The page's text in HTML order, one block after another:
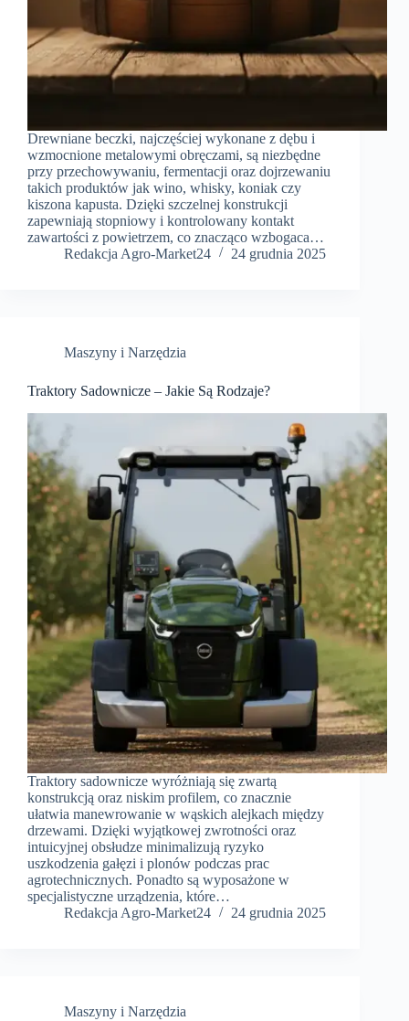
Drewniane beczki, najczęściej wykonane z dębu i
wzmocnione metalowymi obręczami, są niezbędne
przy przechowywaniu, fermentacji oraz dojrzewaniu
takich produktów jak wino, whisky, koniak czy
kiszona kapusta. Dzięki szczelnej konstrukcji
zapewniają stopniowy i kontrolowany kontakt
zawartości z powietrzem, co znacząco wzbogaca…
Redakcja Agro-Market24
24 grudnia 2025
Maszyny i Narzędzia
Traktory Sadownicze – Jakie Są Rodzaje?
Traktory sadownicze wyróżniają się zwartą
konstrukcją oraz niskim profilem, co znacznie
ułatwia manewrowanie w wąskich alejkach między
drzewami. Dzięki wyjątkowej zwrotności oraz
intuicyjnej obsłudze minimalizują ryzyko
uszkodzenia gałęzi i plonów podczas prac
agrotechnicznych. Ponadto są wyposażone w
specjalistyczne urządzenia, które…
Redakcja Agro-Market24
24 grudnia 2025
Maszyny i Narzędzia